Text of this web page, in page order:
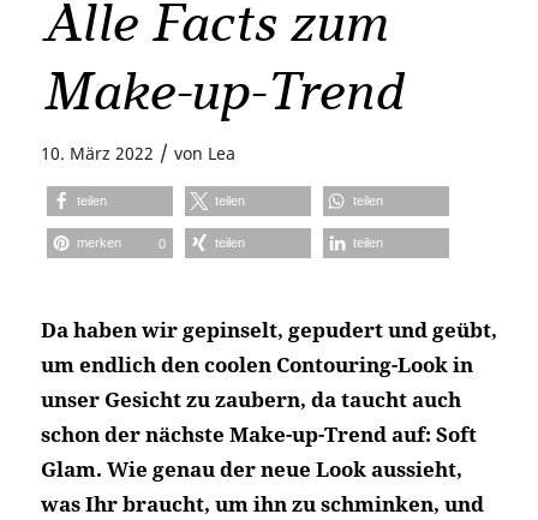
Alle Facts zum
Make-up-Trend
10. März 2022 / von Lea
teilen teilen teilen
merken 0 teilen teilen
Da haben wir gepinselt, gepudert und geübt,
um endlich den coolen Contouring-Look in
unser Gesicht zu zaubern, da taucht auch
schon der nächste Make-up-Trend auf: Soft
Glam. Wie genau der neue Look aussieht,
was Ihr braucht, um ihn zu schminken, und